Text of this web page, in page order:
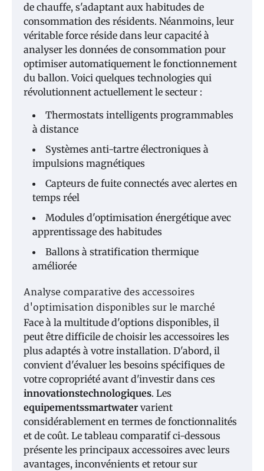
de chauffe, s'adaptant aux habitudes de
consommation des résidents. Néanmoins, leur
véritable force réside dans leur capacité à
analyser les données de consommation pour
optimiser automatiquement le fonctionnement
du ballon. Voici quelques technologies qui
révolutionnent actuellement le secteur :
Thermostats intelligents programmables
à distance
Systèmes anti-tartre électroniques à
impulsions magnétiques
Capteurs de fuite connectés avec alertes en
temps réel
Modules d'optimisation énergétique avec
apprentissage des habitudes
Ballons à stratification thermique
améliorée
Analyse comparative des accessoires
d'optimisation disponibles sur le marché
Face à la multitude d'options disponibles, il
peut être difficile de choisir les accessoires les
plus adaptés à votre installation. D'abord, il
convient d'évaluer les besoins spécifiques de
votre copropriété avant d'investir dans ces
innovationstechnologiques. Les
equipementssmartwater varient
considérablement en termes de fonctionnalités
et de coût. Le tableau comparatif ci-dessous
présente les principaux accessoires avec leurs
avantages, inconvénients et retour sur